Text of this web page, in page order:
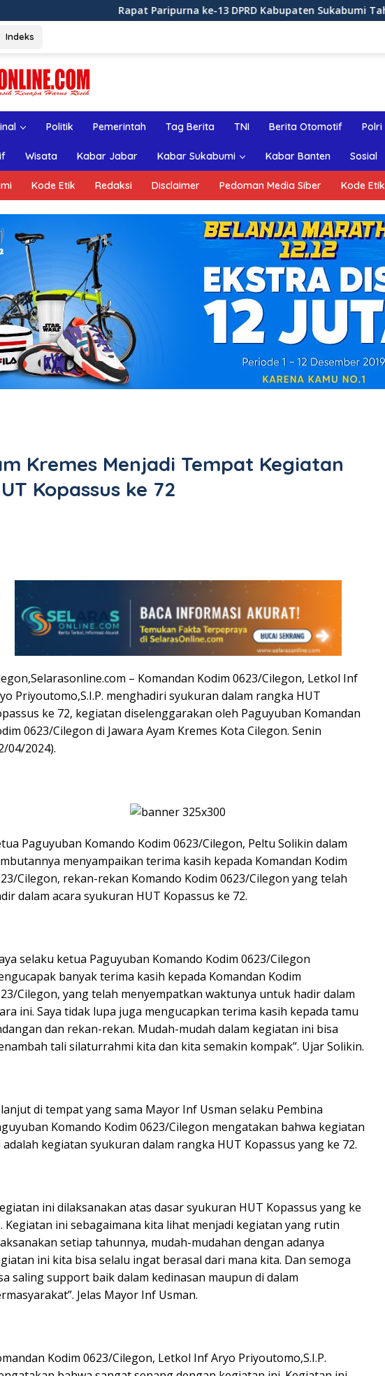
Rapat Paripurna ke-13 DPRD Kabupaten Sukabumi Tahun Sidang 2026
Indeks
Politik Pemerintah Tag Berita TNI Berita Otomotif Polri
Wisata Kabar Jabar Kabar Sukabumi Kabar Banten Sosial
Kode Etik Redaksi Disclaimer Pedoman Media Siber Kode Etik
Kremes Menjadi Tempat Kegiatan
Kopassus ke 72
– Komandan Kodim 0623/Cilegon, Letkol Inf
Priyoutomo,S.I.P. menghadiri syukuran dalam rangka HUT
ke 72, kegiatan diselenggarakan oleh Paguyuban Komandan
0623/Cilegon di Jawara Ayam Kremes Kota Cilegon. Senin
04/2024).
Paguyuban Komando Kodim 0623/Cilegon, Peltu Solikin dalam
menyampaikan terima kasih kepada Komandan Kodim
Cilegon, rekan-rekan Komando Kodim 0623/Cilegon yang telah
dalam acara syukuran HUT Kopassus ke 72.
selaku ketua Paguyuban Komando Kodim 0623/Cilegon
banyak terima kasih kepada Komandan Kodim
Cilegon, yang telah menyempatkan waktunya untuk hadir dalam
ini. Saya tidak lupa juga mengucapkan terima kasih kepada tamu
dan rekan-rekan. Mudah-mudah dalam kegiatan ini bisa
tali silaturrahmi kita dan kita semakin kompak”. Ujar Solikin.
di tempat yang sama Mayor Inf Usman selaku Pembina
Komando Kodim 0623/Cilegon mengatakan bahwa kegiatan
adalah kegiatan syukuran dalam rangka HUT Kopassus yang ke 72.
ini dilaksanakan atas dasar syukuran HUT Kopassus yang ke
Kegiatan ini sebagaimana kita lihat menjadi kegiatan yang rutin
setiap tahunnya, mudah-mudahan dengan adanya
ini kita bisa selalu ingat berasal dari mana kita. Dan semoga
saling support baik dalam kedinasan maupun di dalam
Jelas Mayor Inf Usman.
Kodim 0623/Cilegon, Letkol Inf Aryo Priyoutomo,S.I.P.